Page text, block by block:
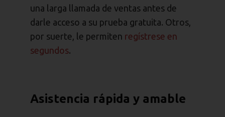
una larga llamada de ventas antes de
darle acceso a su prueba gratuita. Otros,
por suerte, le permiten regístrese en
segundos.
Asistencia rápida y amable